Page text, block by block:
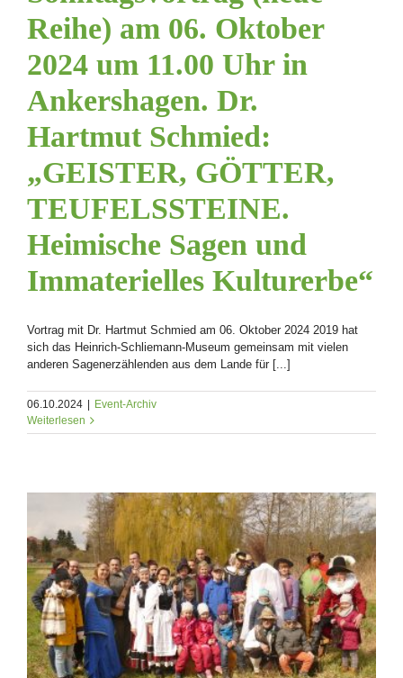
Reihe) am 06. Oktober
2024 um 11.00 Uhr in
Ankershagen. Dr.
Hartmut Schmied:
„GEISTER, GÖTTER,
TEUFELSSTEINE.
Heimische Sagen und
Immaterielles Kulturerbe“
Vortrag mit Dr. Hartmut Schmied am 06. Oktober 2024 2019 hat
sich das Heinrich-Schliemann-Museum gemeinsam mit vielen
anderen Sagenerzählenden aus dem Lande für [...]
06.10.2024
Event-Archiv
Weiterlesen